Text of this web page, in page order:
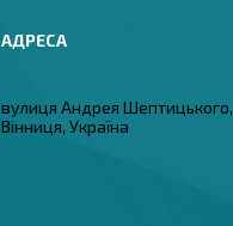
вулиця Андрея Шептицького,
Вінниця, Україна